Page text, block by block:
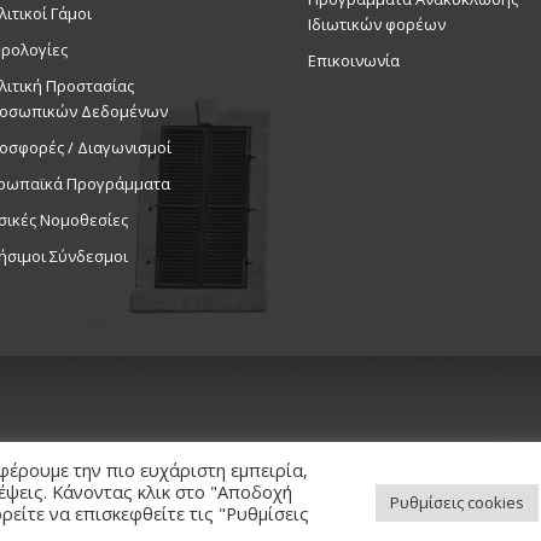
25
–
Θέατρο
27
Γάμοι
Προστασίας
Δεδομένων
/ Διαγωνισμοί
Προγράμματα
Νομοθεσίες
Σύνδεσμοι
Ιδιωτικών φορέων
Επικοινωνία
/ Powered by
την πιο ευχάριστη εμπειρία,
Κάνοντας κλικ στο "Αποδοχή
να επισκεφθείτε τις "Ρυθμίσεις
Ρυθμίσεις cookies